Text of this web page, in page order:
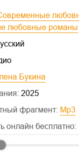
Современные
любовные романы
Елена Букина
2025
фрагмент:
mp3
онлайн бесплатно: